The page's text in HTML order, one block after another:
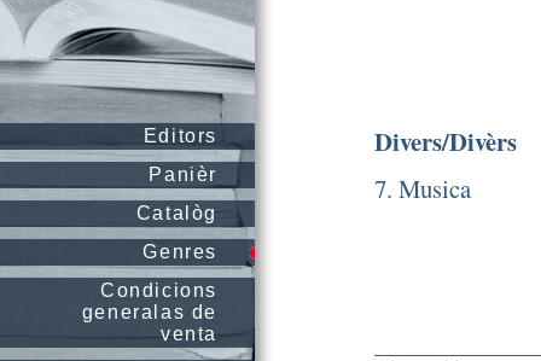
Editors
Panièr
Catalòg
Genres
Condicions
generalas de
venta
Divers/Divèrs
7. Musica